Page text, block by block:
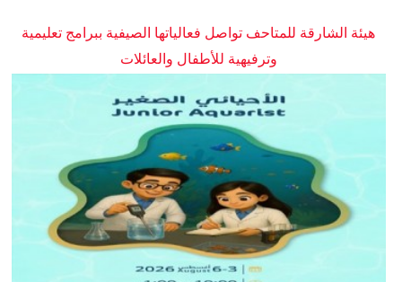
هيئة الشارقة للمتاحف تواصل فعالياتها الصيفية ببرامج تعليمية
وترفيهية للأطفال والعائلات